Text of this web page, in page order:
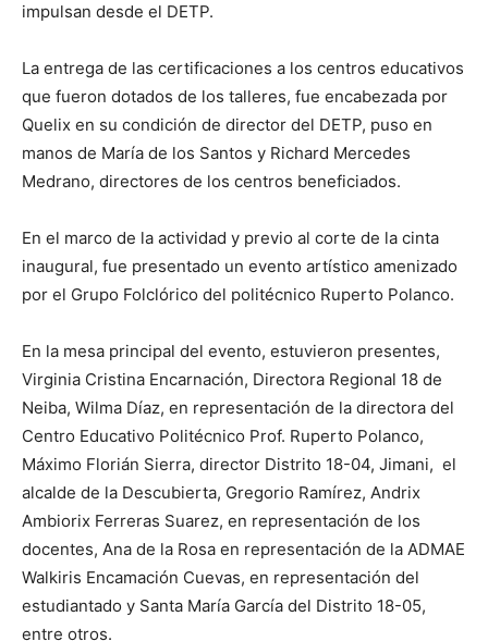
impulsan desde el DETP.
La entrega de las certificaciones a los centros educativos
que fueron dotados de los talleres, fue encabezada por
Quelix en su condición de director del DETP, puso en
manos de María de los Santos y Richard Mercedes
Medrano, directores de los centros beneficiados.
En el marco de la actividad y previo al corte de la cinta
inaugural, fue presentado un evento artístico amenizado
por el Grupo Folclórico del politécnico Ruperto Polanco.
En la mesa principal del evento, estuvieron presentes,
Virginia Cristina Encarnación, Directora Regional 18 de
Neiba, Wilma Díaz, en representación de la directora del
Centro Educativo Politécnico Prof. Ruperto Polanco,
Máximo Florián Sierra, director Distrito 18-04, Jimani, el
alcalde de la Descubierta, Gregorio Ramírez, Andrix
Ambiorix Ferreras Suarez, en representación de los
docentes, Ana de la Rosa en representación de la ADMAE
Walkiris Encamación Cuevas, en representación del
estudiantado y Santa María García del Distrito 18-05,
entre otros.